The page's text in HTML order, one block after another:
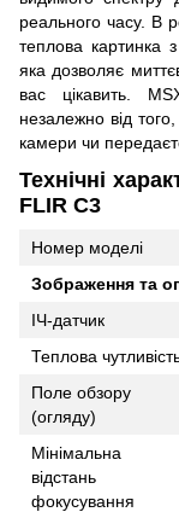
реального часу. В
теплова картинка
яка дозволяє
вас цікавить.
незалежно від
камери чи
Технічні
FLIR C3
Номер моделі
Зображення та
ІЧ-датчик
Теплова
Поле обзору
(огляду)
Мінімальна
відстань
фокусування